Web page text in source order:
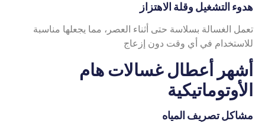
هدوء التشغيل وقلة الاهتزاز
تعمل الغسالة بسلاسة حتى أثناء العصر، مما يجعلها مناسبة
للاستخدام في أي وقت دون إزعاج
أشهر أعطال غسالات هام
الأوتوماتيكية
مشاكل تصريف المياه